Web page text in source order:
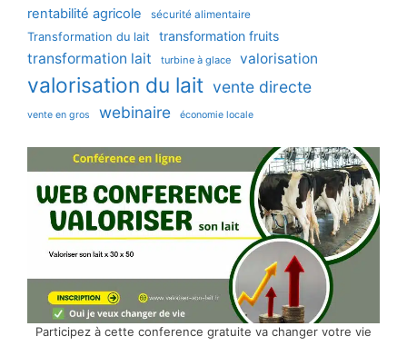
rentabilité agricole sécurité alimentaire
Transformation du lait transformation fruits
transformation lait turbine à glace valorisation
valorisation du lait vente directe
vente en gros webinaire économie locale
Participez à cette conference gratuite va changer votre vie